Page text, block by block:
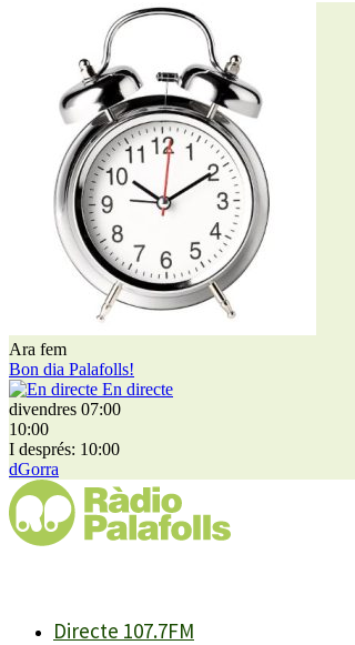
Ara fem
Bon dia Palafolls!
En directe
divendres 07:00
10:00
I després: 10:00
dGorra
Directe 107.7FM